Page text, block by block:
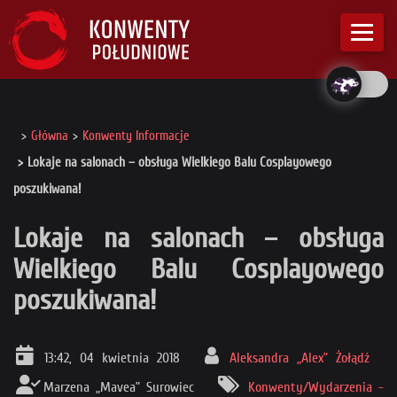
Główna
Konwenty Informacje
Lokaje na salonach – obsługa Wielkiego Balu Cosplayowego
poszukiwana!
Lokaje na salonach – obsługa
Wielkiego Balu Cosplayowego
poszukiwana!
13:42, 04 kwietnia 2018
Aleksandra „Alex” Żołądź
Marzena „Mavea” Surowiec
Konwenty/Wydarzenia -